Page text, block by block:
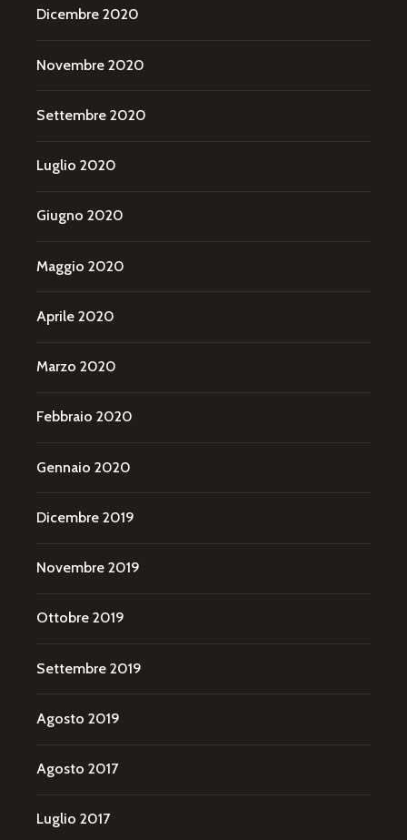
Dicembre 2020
Novembre 2020
Settembre 2020
Luglio 2020
Giugno 2020
Maggio 2020
Aprile 2020
Marzo 2020
Febbraio 2020
Gennaio 2020
Dicembre 2019
Novembre 2019
Ottobre 2019
Settembre 2019
Agosto 2019
Agosto 2017
Luglio 2017